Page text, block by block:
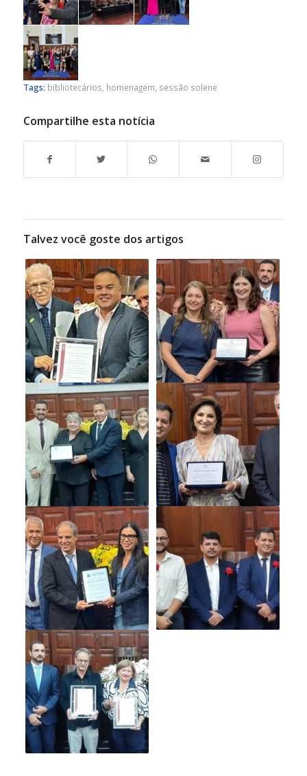
Tags: bibliotecários homenagem sessão solene
Compartilhe esta notícia
Talvez você goste dos artigos